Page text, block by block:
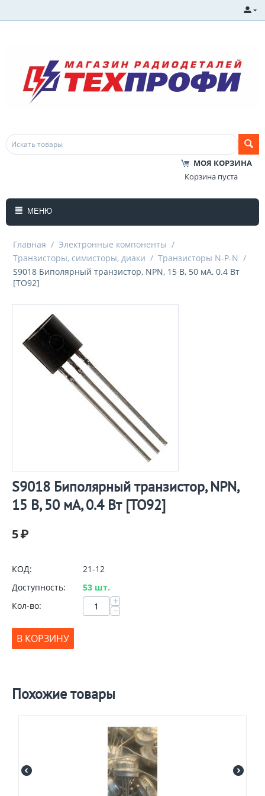
МОЯ КОРЗИНА
Корзина пуста
МЕНЮ
Главная / Электронные компоненты /
Транзисторы, симисторы, диаки / Транзисторы N-P-N /
S9018 Биполярный транзистор, NPN, 15 В, 50 мА, 0.4 Вт
[TO92]
S9018 Биполярный транзистор, NPN,
15 В, 50 мА, 0.4 Вт [TO92]
5₽
КОД:
21-12
Доступность:
53 шт.
Кол-во:
+
−
В КОРЗИНУ
Похожие товары